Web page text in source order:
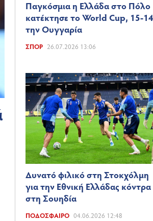
Παγκόσμια η Ελλάδα στο Πόλο
κατέκτησε το World Cup, 15-
την Ουγγαρία
ΣΠΟΡ 26.07.2026 13:06
Δυνατό φιλικό στη Στοκχόλμη
για την Εθνική Ελλάδας κόντρα
στη Σουηδία
ΠΟΔΌΣΦΑΙΡΟ 04.06.2026 12:48